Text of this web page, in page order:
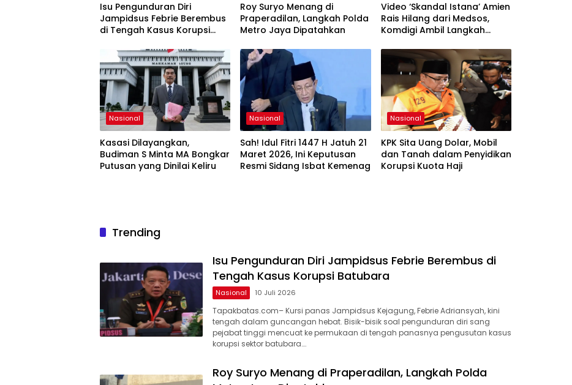
Isu Pengunduran Diri
Jampidsus Febrie Berembus
di Tengah Kasus Korupsi
Roy Suryo Menang di
Praperadilan, Langkah Polda
Metro Jaya Dipatahkan
Video ‘Skandal Istana’ Amien
Rais Hilang dari Medsos,
Komdigi Ambil Langkah
Nasional
Kasasi Dilayangkan,
Budiman S Minta MA Bongkar
Putusan yang Dinilai Keliru
Nasional
Sah! Idul Fitri 1447 H Jatuh 21
Maret 2026, Ini Keputusan
Resmi Sidang Isbat Kemenag
Nasional
KPK Sita Uang Dolar, Mobil
dan Tanah dalam Penyidikan
Korupsi Kuota Haji
Trending
Isu Pengunduran Diri Jampidsus Febrie Berembus di
Tengah Kasus Korupsi Batubara
Nasional 10 Juli 2026
Tapakbatas.com– Kursi panas Jampidsus Kejagung, Febrie Adriansyah, kini
tengah dalam guncangan hebat. Bisik-bisik soal pengunduran diri sang
pejabat tinggi mencuat ke permukaan di tengah panasnya pengusutan kasus
korupsi sektor batubara….
Roy Suryo Menang di Praperadilan, Langkah Polda